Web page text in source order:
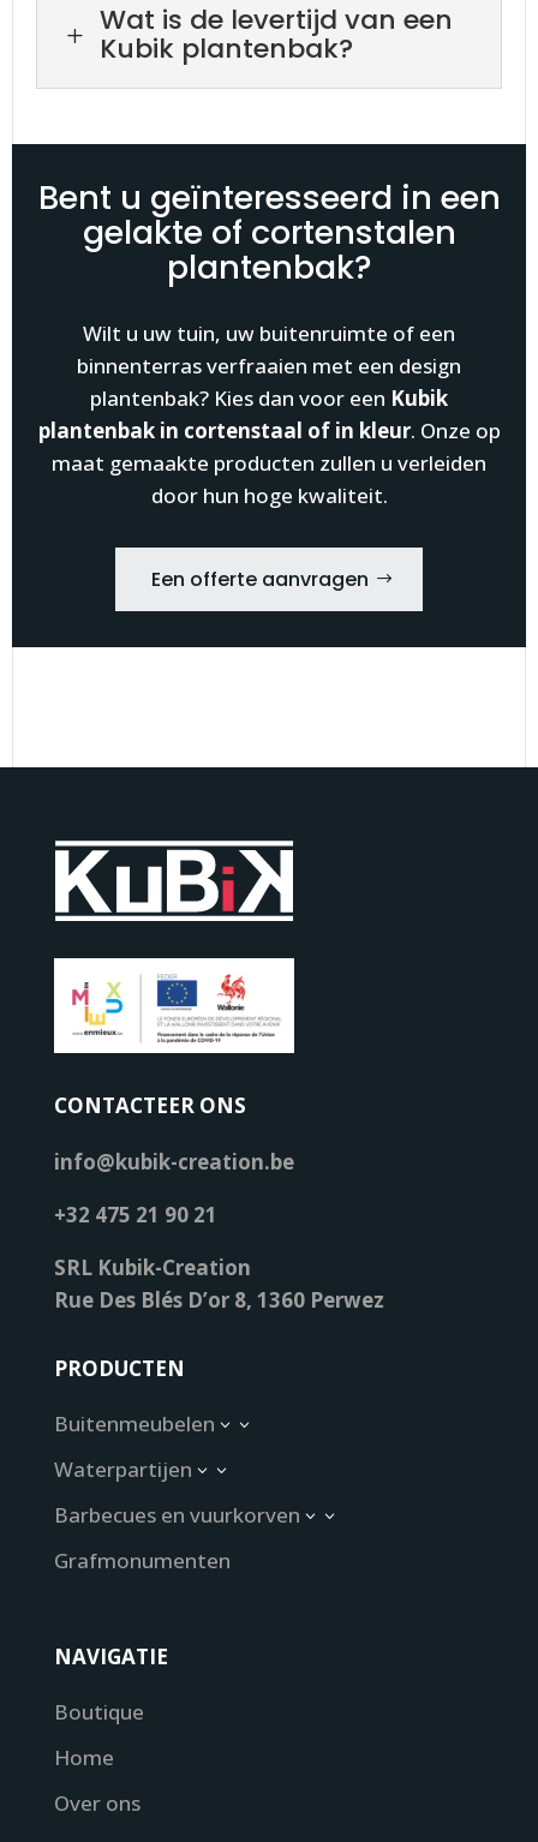
L Wat is de levertijd van een
Kubik plantenbak?
Bent u geïnteresseerd in een
gelakte of cortenstalen
plantenbak?
Wilt u uw tuin, uw buitenruimte of een
binnenterras verfraaien met een design
plantenbak? Kies dan voor een Kubik
plantenbak in cortenstaal of in kleur. Onze op
maat gemaakte producten zullen u verleiden
door hun hoge kwaliteit.
Een offerte aanvragen
CONTACTEER ONS
info@kubik-creation.be
+32 475 21 90 21
SRL Kubik-Creation
Rue Des Blés D’or 8, 1360 Perwez
PRODUCTEN
Buitenmeubelen
3
Waterpartijen 3
Barbecues en vuurkorven 3
Grafmonumenten
NAVIGATIE
Boutique
Home
Over ons